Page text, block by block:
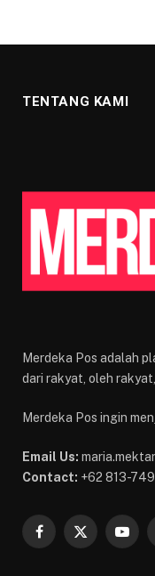
TENTANG KAMI
Merdeka Pos adalah
dari rakyat, oleh
Merdeka Pos ingin
Email Us:
Contact: +62 813-
Facebook
X